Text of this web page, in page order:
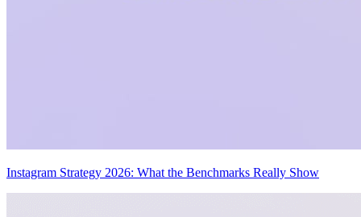
Instagram Strategy 2026: What the Benchmarks Really Show